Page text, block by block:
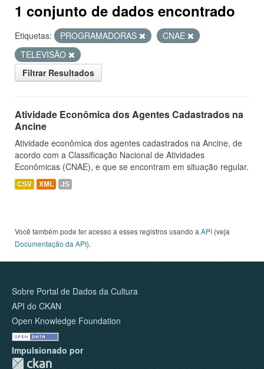
1 conjunto de dados encontrado
Etiquetas: PROGRAMADORAS
CNAE
TELEVISÃO
Filtrar Resultados
Atividade Econômica dos Agentes Cadastrados na
Ancine
Atividade econômica dos agentes cadastrados na Ancine, de
acordo com a Classificação Nacional de Atividades
Econômicas (CNAE), e que se encontram em situação regular.
CSV XML JS
Você também pode ter acesso a esses registros usando a API (veja
Documentação da API).
Sobre Portal de Dados da Cultura
API do CKAN
Open Knowledge Foundation
Impulsionado por